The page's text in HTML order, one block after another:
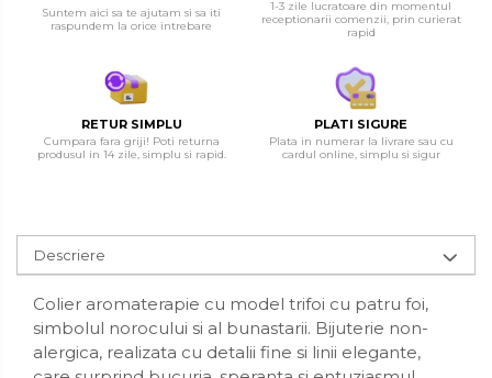
Suntem aici sa te ajutam si sa iti
raspundem la orice intrebare
1-3 zile lucratoare din momentul
receptionarii comenzii, prin curierat
rapid
RETUR SIMPLU
Cumpara fara griji! Poti returna
produsul in 14 zile, simplu si rapid.
PLATI SIGURE
Plata in numerar la livrare sau cu
cardul online, simplu si sigur
Descriere
Colier aromaterapie cu model trifoi cu patru foi,
simbolul norocului si al bunastarii. Bijuterie non-
alergica, realizata cu detalii fine si linii elegante,